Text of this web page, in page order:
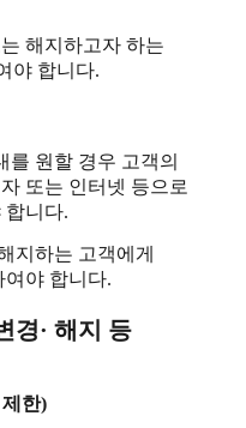
해지하고자 하는
야 합니다.
원할 경우 고객의
또는 인터넷 등으로
합니다.
지하는 고객에게
야 합니다.
경· 해지 등
한)